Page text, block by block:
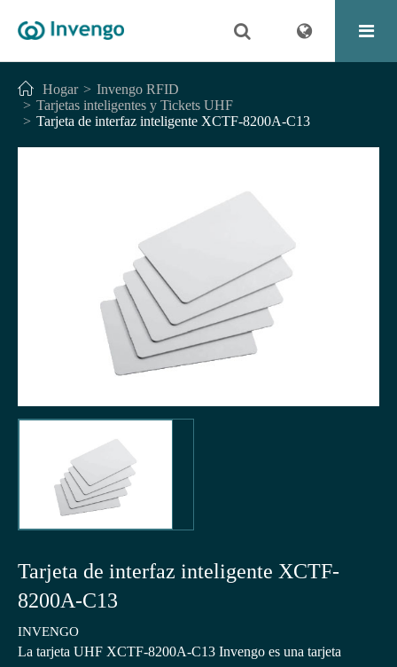
Hogar
Invengo RFID
Tarjetas inteligentes y Tickets UHF
Tarjeta de interfaz inteligente XCTF-8200A-C13
Tarjeta de interfaz inteligente XCTF-
8200A-C13
INVENGO
La tarjeta UHF XCTF-8200A-C13 Invengo es una tarjeta